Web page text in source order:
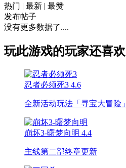
热门 | 最新 | 最赞
发布帖子
没有更多数据了....
玩此游戏的玩家还喜欢
忍者必须死3 4.6
全新活动玩法「寻宝大冒险」
崩坏3-曙梦向明 4.4
主线第二部终章更新